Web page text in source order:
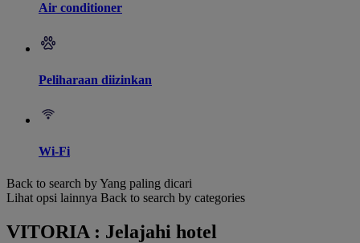
Air conditioner
Peliharaan diizinkan
Wi-Fi
Back to search by Yang paling dicari
Lihat opsi lainnya Back to search by categories
VITORIA : Jelajahi hotel